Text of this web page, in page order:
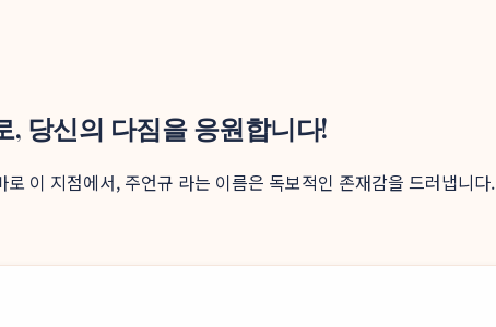
, 당신의 다짐을 응원합니다!
이 지점에서, 주언규 라는 이름은 독보적인 존재감을 드러냅니다.